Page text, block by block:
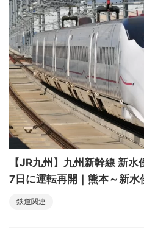
【JR九州】九州新幹線 新
7日に運転再開｜熊本～新水
鉄道関連